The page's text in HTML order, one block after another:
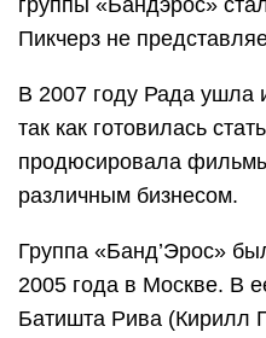
Пикчерз не
В 2007 году Рада ушла
так как готовилась
продюсировала
различным бизнесом.
Группа «Банд’Эрос»
2005 года в Москве. В
Батишта Рива (Кирилл